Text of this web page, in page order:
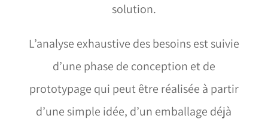
solution.
L’analyse exhaustive des besoins est suivie
d’une phase de conception et de
prototypage qui peut être réalisée à partir
d’une simple idée, d’un emballage déjà